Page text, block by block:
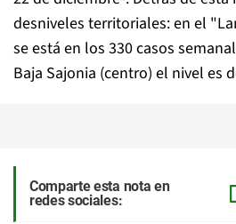
desniveles territoriales: en el
se está en los 330 casos
Baja Sajonia (centro) el nivel es
Comparte esta nota en
redes sociales: